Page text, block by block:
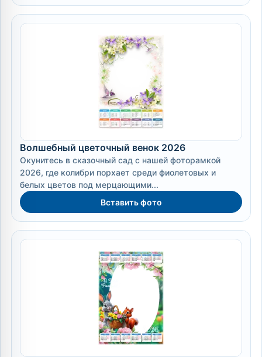
Волшебный цветочный венок 2026
Окунитесь в сказочный сад с нашей фоторамкой
2026, где колибри порхает среди фиолетовых и
белых цветов под мерцающими...
Вставить фото